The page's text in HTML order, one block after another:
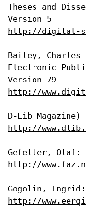
Theses and
Version 5
http://digital-
Bailey,
Electronic
Version 79
http://
http://
http://www.faz.net/
http://